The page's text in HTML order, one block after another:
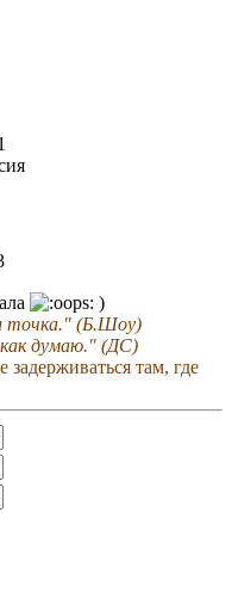
)
точка." (Б.Шоу)
думаю." (ДС)
задерживаться там, где